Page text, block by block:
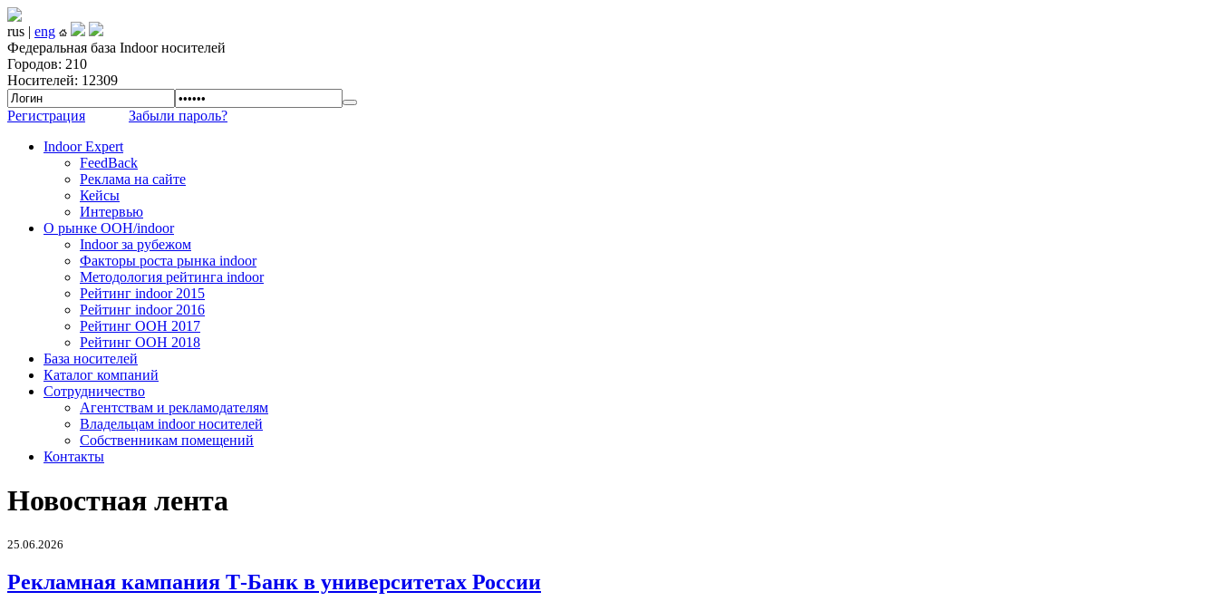
rus | eng
Федеральная база Indoor носителей
Городов: 210
Носителей: 12309
Регистрация
Забыли пароль?
Indoor Expert
FeedBack
Реклама на сайте
Кейсы
Интервью
О рынке OOH/indoor
Indoor за рубежом
Факторы роста рынка indoor
Методология рейтинга indoor
Рейтинг indoor 2015
Рейтинг indoor 2016
Рейтинг OOH 2017
Рейтинг OOH 2018
База носителей
Каталог компаний
Сотрудничество
Агентствам и рекламодателям
Владельцам indoor носителей
Собственникам помещений
Контакты
Новостная лента
25.06.2026
Рекламная кампания Т-Банк в университетах России